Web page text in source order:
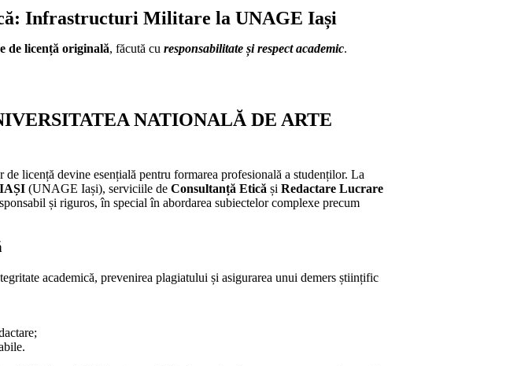
Infrastructuri Militare la UNAGE Iași
de licență originală, făcută cu responsabilitate și respect academic.
NATIONALĂ DE ARTE
licență devine esențială pentru formarea profesională a studenților. La
(UNAGE Iași), serviciile de Consultanță Etică și Redactare Lucrare
și riguros, în special în abordarea subiectelor complexe precum
academică, prevenirea plagiatului și asigurarea unui demers științific